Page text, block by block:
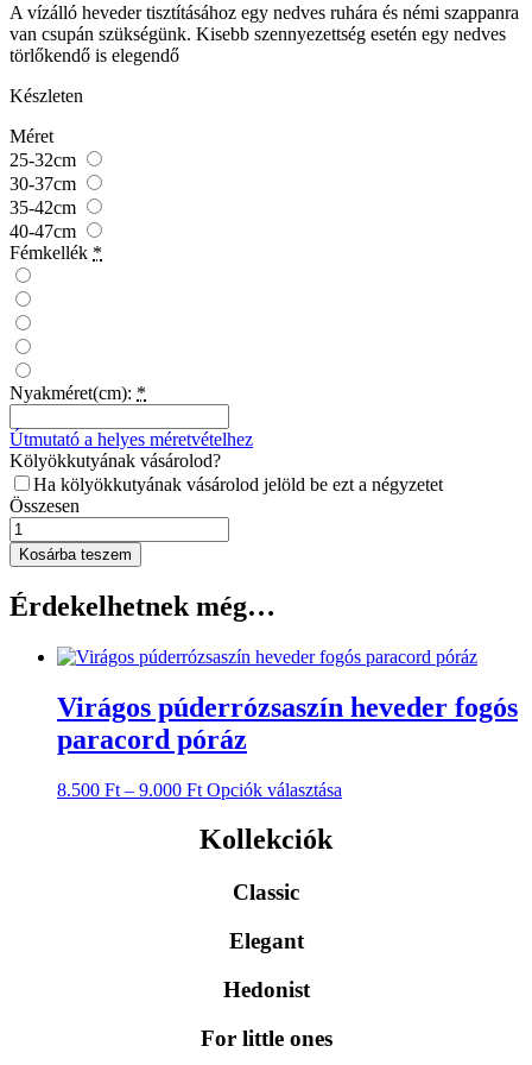
A vízálló heveder tisztításához egy nedves ruhára és némi szappanra
van csupán szükségünk. Kisebb szennyezettség esetén egy nedves
törlőkendő is elegendő
Készleten
Méret
25-32cm
30-37cm
35-42cm
40-47cm
Fémkellék *
Nyakméret(cm): *
Útmutató a helyes méretvételhez
Kölyökkutyának vásárolod?
Ha kölyökkutyának vásárolod jelöld be ezt a négyzetet
Összesen
Virágos
púder
rózsaszín
paracord
nyakörv
Kosárba teszem
Érdekelhetnek még…
Virágos púderrózsaszín heveder fogós
paracord póráz
8.500 Ft – 9.000 Ft Opciók választása
Kollekciók
Classic
Elegant
Hedonist
For little ones